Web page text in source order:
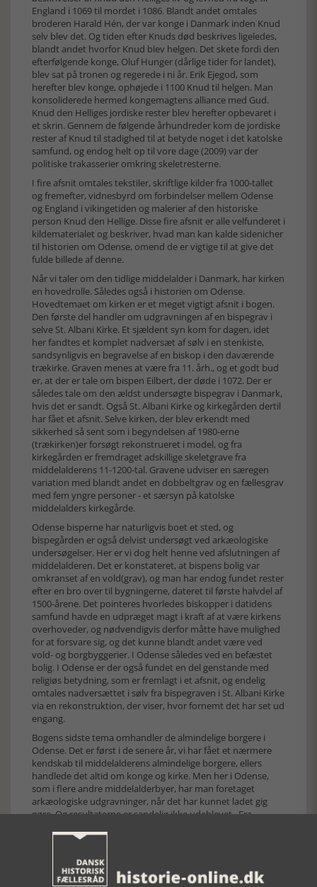
England i 1069 til mordet i 1086. Blandt andet omtales
broderen Harald Hén, der var konge i Danmark inden Knud
selv blev det. Og tiden efter Knuds død beskrives ligeledes,
blandt andet hvorfor Knud blev helgen. Det skete fordi den
efterfølgende konge, Oluf Hunger (dårlige tider for landet),
blev sat på tronen og regerede i ni år. Erik Ejegod, som
herefter blev konge, ophøjede i 1100 Knud til helgen. Man
konsoliderede hermed kongemagtens alliance med Gud.
Knud den Helliges jordiske rester blev herefter opbevaret i
et skrin. Gennem de følgende århundreder kom de jordiske
rester af Knud til stadighed til at betyde noget i det katolske
samfund, og endog helt op til vore dage (2009) var der
politiske trakasserier omkring skeletresterne.
I fire afsnit omtales tekstiler, skriftlige kilder fra 1000-tallet
og fremefter, vidnesbyrd om forbindelser mellem Odense
og England i vikingetiden og malerier af den historiske
person Knud den Hellige. Disse fire afsnit er alle velfunderet i
kildematerialet og beskriver, hvad man kan kalde sidenicher
til historien om Odense, omend de er vigtige til at give det
fulde billede af denne.
Når vi taler om den tidlige middelalder i Danmark, har kirken
en hovedrolle. Således også i historien om Odense.
Hovedtemaet om kirken er et meget vigtigt afsnit i bogen.
Den første del handler om udgravningen af en bispegrav i
selve St. Albani Kirke. Et sjældent syn kom for dagen, idet
her fandtes et komplet nadversæt af sølv i en stenkiste,
sandsynligvis en begravelse af en biskop i den daværende
trækirke. Graven menes at være fra 11. årh., og et godt bud
er, at der er tale om bispen Eilbert, der døde i 1072. Der er
således tale om den ældst undersøgte bispegrav i Danmark,
hvis det er sandt. Også St. Albani Kirke og kirkegården dertil
har fået et afsnit. Selve kirken, der blev erkendt med
sikkerhed så sent som i begyndelsen af 1980-erne
(trækirken)er forsøgt rekonstrueret i model, og fra
kirkegården er fremdraget adskillige skeletgrave fra
middelalderens 11-1200-tal. Gravene udviser en særegen
variation med blandt andet en dobbeltgrav og en fællesgrav
med fem yngre personer - et særsyn på katolske
middelalders kirkegårde.
Odense bisperne har naturligvis boet et sted, og
bispegården er også delvist undersøgt ved arkæologiske
undersøgelser. Her er vi dog helt henne ved afslutningen af
middelalderen. Det er konstateret, at bispens bolig var
omkranset af en vold(grav), og man har endog fundet rester
efter en bro over til bygningerne, dateret til første halvdel af
1500-årene. Det pointeres hvorledes biskopper i datidens
samfund havde en udpræget magt i kraft af at være kirkens
overhoveder, og nødvendigvis derfor måtte have mulighed
for at forsvare sig, og det kunne blandt andet være ved
vold- og borgbyggerier. I Odense således ved en befæstet
bolig. I Odense er der også fundet en del genstande med
religiøs betydning, som er fremlagt i et afsnit, og endelig
omtales nadversættet i sølv fra bispegraven i St. Albani Kirke
via en rekonstruktion, der viser, hvor fornemt det har set ud
engang.
Bogens sidste tema omhandler de almindelige borgere i
Odense. Det er først i de senere år, vi har fået et nærmere
kendskab til middelalderens almindelige borgere, ellers
handlede det altid om konge og kirke. Men her i Odense,
som i flere andre middelalderbyer, har man foretaget
arkæologiske udgravninger, når det har kunnet ladet gig
gøre. Og resultaterne er sandelig ikke udeblevet. Fra
forskelligartede konstruktioner og små bygninger, ofte et
egentlige rester efter stald og et bryggeri, kan man læse om
den almindelige middelalder odenseaners hverdagsliv. Alle